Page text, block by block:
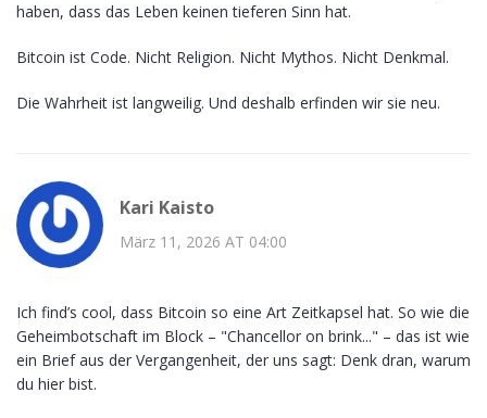
haben, dass das Leben keinen tieferen Sinn hat.
Bitcoin ist Code. Nicht Religion. Nicht Mythos. Nicht Denkmal.
Die Wahrheit ist langweilig. Und deshalb erfinden wir sie neu.
Kari Kaisto
März 11, 2026 AT 04:00
Ich find’s cool, dass Bitcoin so eine Art Zeitkapsel hat. So wie die
Geheimbotschaft im Block – "Chancellor on brink..." – das ist wie
ein Brief aus der Vergangenheit, der uns sagt: Denk dran, warum
du hier bist.